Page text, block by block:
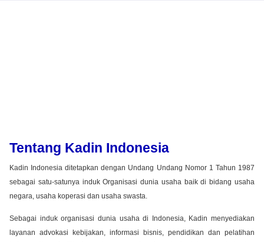
Tentang Kadin Indonesia
Kadin Indonesia ditetapkan dengan Undang Undang Nomor 1 Tahun 1987
sebagai satu-satunya induk Organisasi dunia usaha baik di bidang usaha
negara, usaha koperasi dan usaha swasta.
Sebagai induk organisasi dunia usaha di Indonesia, Kadin menyediakan
layanan advokasi kebijakan, informasi bisnis, pendidikan dan pelatihan